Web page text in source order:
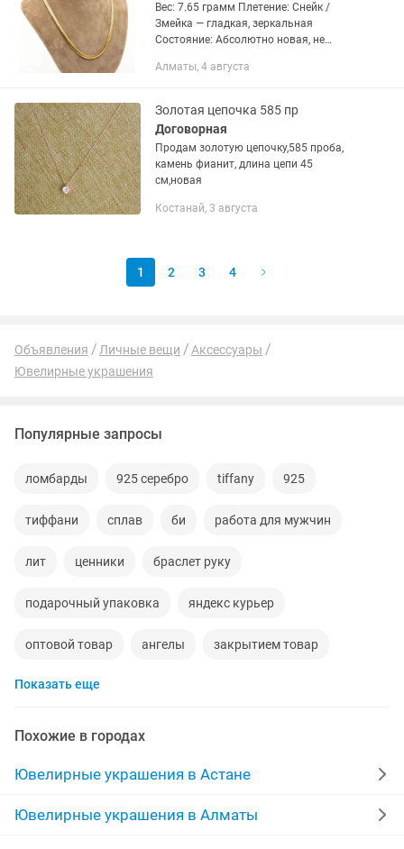
Вес: 7.65 грамм Плетение: Снейк /
Змейка — гладкая, зеркальная
Состояние: Абсолютно новая, не
Классическое желтое золото Камней
Алматы, 4 августа
Золотая цепочка 585 пр
Договорная
Продам золотую цепочку,585 проба,
камень фианит, длина цепи 45
см,новая
Костанай, 3 августа
1 2 3 4
Объявления Личные вещи
Аксессуары
Ювелирные украшения
Популярные запросы
ломбарды 925 серебро tiffany 925
тиффани сплав би работа для мужчин
лит ценники браслет руку
подарочный упаковка яндекс курьер
оптовой товар ангелы закрытием товар
покупка
оплата ежедневно свадьба узату
отдел товаров 0 класс кыз узату
Показать еще
Похожие в городах
Ювелирные украшения в Астане
Ювелирные украшения в Алматы